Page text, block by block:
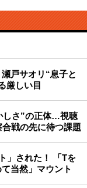
戸サオリ“息子と
厳しい目
しさ”の正体…視聴
戦の先に待つ課題
」された！ 「Tを
当然」マウント